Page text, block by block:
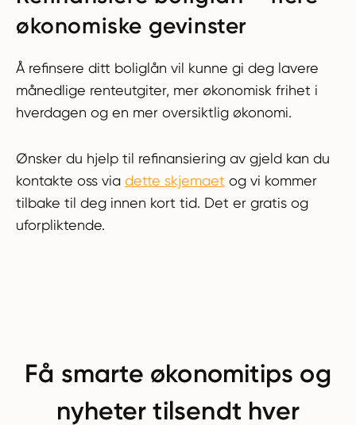
økonomiske gevinster
Å refinsere ditt boliglån vil kunne gi deg lavere
månedlige renteutgiter, mer økonomisk frihet i
hverdagen og en mer oversiktlig økonomi.
Ønsker du hjelp til refinansiering av gjeld kan du
kontakte oss via dette skjemaet og vi kommer
tilbake til deg innen kort tid. Det er gratis og
uforpliktende.
Få smarte økonomitips og
nyheter tilsendt hver